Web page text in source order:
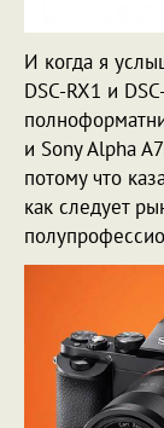
И когда я
DSC-RX1 и
и Sony Alpha
потому что
как следует